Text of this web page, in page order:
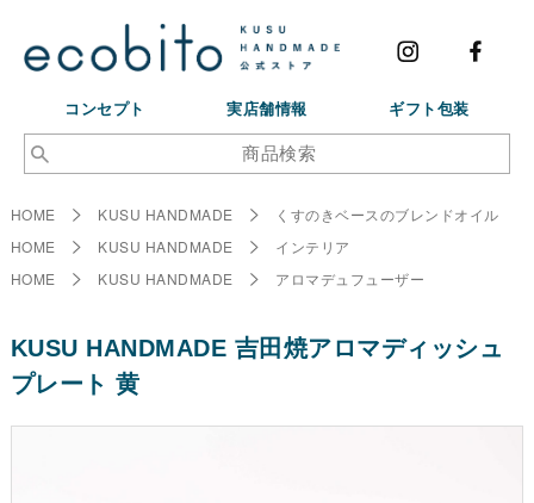
コンセプト 実店舗情報 ギフト包装
HOME KUSU HANDMADE
くすのきベースのブレンドオイル
HOME
KUSU HANDMADE
インテリア
HOME
KUSU HANDMADE アロマデュフューザー
KUSU HANDMADE 吉田焼アロマディッシュ
プレート 黄